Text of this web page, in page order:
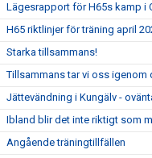
Lägesrapport för H65s kamp i
H65 riktlinjer för träning april
Starka tillsammans!
Tillsammans tar vi oss igenom
Jättevändning i Kungälv -
Ibland blir det inte riktigt som
Angående träningtillfällen